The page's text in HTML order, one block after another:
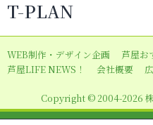
ゲ
ー
シ
ン
T-PLAN
WEB制作・デザイン企画 芦屋お
芦屋LIFE NEWS！
会社概要
Copyright © 2004-2026